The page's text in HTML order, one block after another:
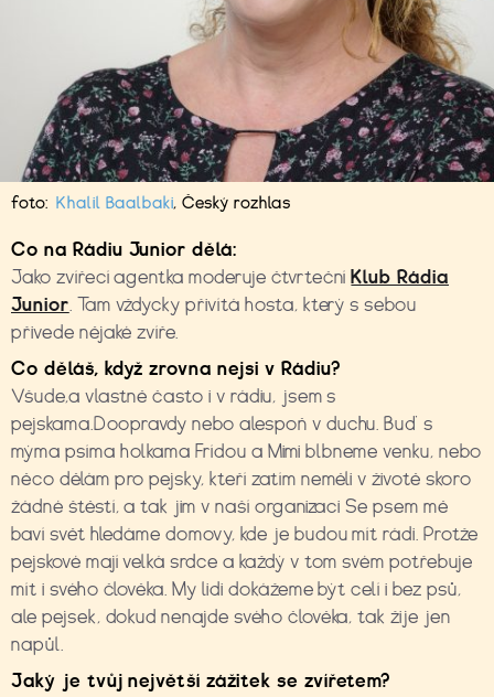
foto: Khalil Baalbaki,Český rozhlas
Co na Rádiu Junior dělá:
Jako zvířecí agentka moderuje čtvrteční Klub Rádia
Junior. Tam vždycky přivítá hosta, který s sebou
přivede nějaké zvíře.
Co děláš, když zrovna nejsi v Rádiu?
Všude,a vlastně často i v rádiu, jsem s
pejskama.Doopravdy nebo alespoň v duchu. Buď s
mýma psíma holkama Frídou a Mimi blbneme venku, nebo
něco dělám pro pejsky, kteří zatím neměli v životě skoro
žádné štěstí, a tak jim v naší organizaci Se psem mě
baví svět hledáme domovy, kde je budou mít rádi. Protže
pejskové mají velká srdce a každý v tom svém potřebuje
mít i svého člověka. My lidi dokážeme být celí i bez psů,
ale pejsek, dokud nenajde svého člověka, tak žije jen
napůl.
Jaký je tvůj největší zážitek se zvířetem?